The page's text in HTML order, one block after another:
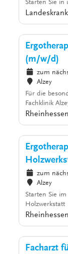
Starten Sie in
(m/w/d)
zum
Alzey
Für die
Fachklinik
zum
Alzey
Starten Sie
Holzwerkstatt
Facharzt